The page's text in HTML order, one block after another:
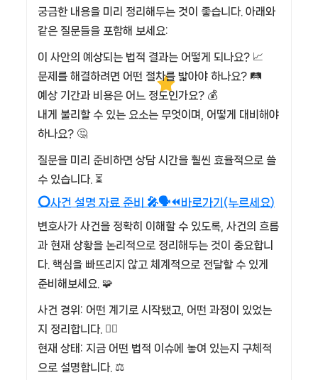
궁금한 내용을 미리 정리해두는 것이 좋습니다. 아래와
같은 질문들을 포함해 보세요:
이 사안의 예상되는 법적 결과는 어떻게 되나요? 📈
문제를 해결하려면 어떤 절차를 밟아야 하나요? 🛤️
예상 기간과 비용은 어느 정도인가요? 💰
내게 불리할 수 있는 요소는 무엇이며, 어떻게 대비해야
하나요? 🤔
질문을 미리 준비하면 상담 시간을 훨씬 효율적으로 쓸
수 있습니다. ⏳
⭕사건 설명 자료 준비 🎤🗣️⏪바로가기(누르세요)
변호사가 사건을 정확히 이해할 수 있도록, 사건의 흐름
과 현재 상황을 논리적으로 정리해두는 것이 중요합니
다. 핵심을 빠뜨리지 않고 체계적으로 전달할 수 있게
준비해보세요. 🧩
사건 경위: 어떤 계기로 시작됐고, 어떤 과정이 있었는
지 정리합니다. 🕵️‍♂️
현재 상태: 지금 어떤 법적 이슈에 놓여 있는지 구체적
으로 설명합니다. ⚖️